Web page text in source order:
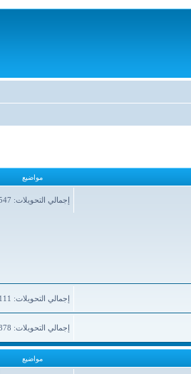
مواضيع
إجمالي التحويلات: 143547
إجمالي التحويلات: 161111
إجمالي التحويلات: 159378
مواضيع